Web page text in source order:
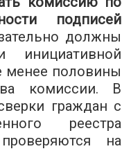
подписей
должны
инициативной
менее половины
комиссии. В
граждан с
реестра
на